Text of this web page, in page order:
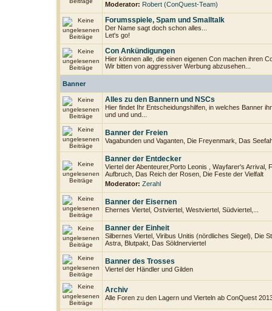
Moderator: Robert (ConQuest-Team)
Forumsspiele, Spam und Smalltalk
Der Name sagt doch schon alles...
Let's go!
Con Ankündigungen
Hier können alle, die einen eigenen Con machen ihren
Wir bitten von aggressiver Werbung abzusehen...
Banner
Alles zu den Bannern und NSCs
Hier findet Ihr Entscheidungshilfen, in welches Banner
und und und...
Banner der Freien
Vagabunden und Vaganten, Die Freyenmark, Das
Banner der Entdecker
Viertel der Abenteurer,Porto Leonis , Wayfarer's Arrival,
Aufbruch, Das Reich der Rosen, Die Feste der Vielfalt
Moderator: Zerahl
Banner der Eisernen
Ehernes Viertel, Ostviertel, Westviertel, Südviertel,...
Banner der Einheit
Silbernes Viertel, Viribus Unitis (nördliches Siegel), Die
Astra, Blutpakt, Das Söldnerviertel
Banner des Trosses
Viertel der Händler und Gilden
Archiv
Alle Foren zu den Lagern und Vierteln ab ConQuest